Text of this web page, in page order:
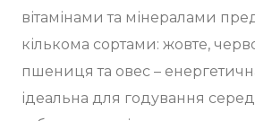
вітамінами та мінералами
кількома сортами: жовте,
пшениця та овес –
ідеальна для годування